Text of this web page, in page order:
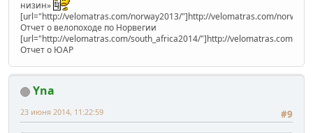
низин»
[url="http://velomatras.com/norway2013/"]http://velomatras.com/
Отчет о велопоходе по Норвегии
[url="http://velomatras.com/south_africa2014/"]http://velomatras.com/
Отчет о ЮАР
Yna
#9
23 июня 2014, 11:22:59